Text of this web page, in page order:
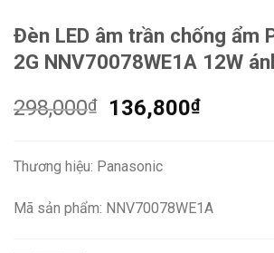
Đèn LED âm trần chống ẩm
2G NNV70078WE1A 12W
298,000₫
Giá
298,000₫.
136,800₫Giá
Thương hiệu: Panasonic
Mã sản phẩm: NNV70078WE1A